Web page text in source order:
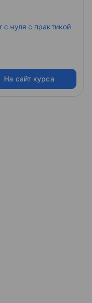
нуля с практикой
На сайт курса